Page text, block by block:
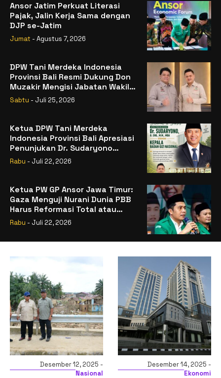
Ansor Jatim Perkuat Literasi
Pajak, Jalin Kerja Sama dengan
DJP se-Jatim
Jumat - Agustus 7, 2026
DPW Tani Merdeka Indonesia
Provinsi Bali Resmi Dukung Don
Muzakir Mengisi Jabatan Wakil
Menteri Pertanian RI
Sabtu - Juli 25, 2026
Ketua DPW Tani Merdeka
Indonesia Provinsi Bali Apresiasi
Penunjukan Dr. Sudaryono
sebagai Kepala Badan Gizi
Rabu - Juli 22, 2026
Ketua PW GP Ansor Jawa Timur:
Gaza Menguji Nurani Dunia PBB
Harus Reformasi Total atau
Kehilangan Legitimasi
Rabu - Juli 22, 2026
Desember 12, 2025 -
Nasional
Desember 14, 2025 -
Ekonomi